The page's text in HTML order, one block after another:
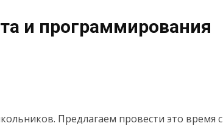
и программирования
Предлагаем провести это время с